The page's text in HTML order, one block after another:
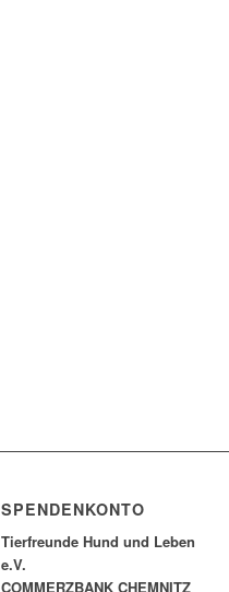
SPENDENKONTO
Tierfreunde Hund und Leben
e.V.
COMMERZBANK CHEMNITZ